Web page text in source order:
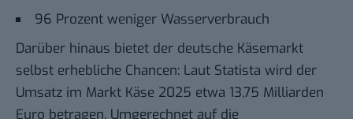
96 Prozent weniger Wasserverbrauch
Darüber hinaus bietet der deutsche Käsemarkt
selbst erhebliche Chancen: Laut Statista wird der
Umsatz im Markt Käse 2025 etwa 13,75 Milliarden
Euro betragen. Umgerechnet auf die